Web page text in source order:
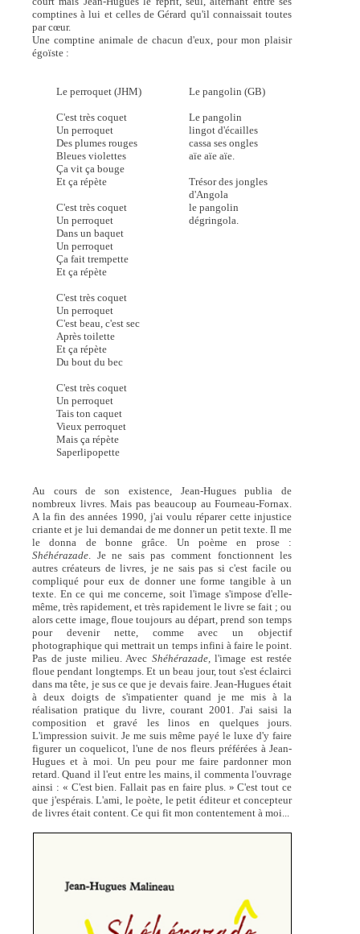
comptines à lui et celles de Gérard qu'il connaissait toutes
par cœur.
Une comptine animale de chacun d'eux, pour mon plaisir
égoïste :
Le perroquet (JHM)
C'est très coquet
Un perroquet
Des plumes rouges
Bleues violettes
Ça vit ça bouge
Et ça répète
C'est très coquet
Un perroquet
Dans un baquet
Un perroquet
Ça fait trempette
Et ça répète
C'est très coquet
Un perroquet
C'est beau, c'est sec
Après toilette
Et ça répète
Du bout du bec
C'est très coquet
Un perroquet
Tais ton caquet
Vieux perroquet
Mais ça répète
Saperlipopette
Le pangolin (GB)
Le pangolin
lingot d'écailles
cassa ses ongles
aïe aïe aïe.
Trésor des jongles
d'Angola
le pangolin
dégringola.
Au cours de son existence, Jean-Hugues publia de
nombreux livres. Mais pas beaucoup au Fourneau-Fornax.
A la fin des années 1990, j'ai voulu réparer cette injustice
criante et je lui demandai de me donner un petit texte. Il me
le donna de bonne grâce. Un poème en prose :
Shéhérazade. Je ne sais pas comment fonctionnent les
autres créateurs de livres, je ne sais pas si c'est facile ou
compliqué pour eux de donner une forme tangible à un
texte. En ce qui me concerne, soit l'image s'impose d'elle-
même, très rapidement, et très rapidement le livre se fait ; ou
alors cette image, floue toujours au départ, prend son temps
pour devenir nette, comme avec un objectif
photographique qui mettrait un temps infini à faire le point.
Pas de juste milieu. Avec Shéhérazade,l'image est restée
floue pendant longtemps. Et un beau jour, tout s'est éclairci
dans ma tête, je sus ce que je devais faire. Jean-Hugues était
à deux doigts de s'impatienter quand je me mis à la
réalisation pratique du livre, courant 2001. J'ai saisi la
composition et gravé les linos en quelques jours.
L'impression suivit. Je me suis même payé le luxe d'y faire
figurer un coquelicot, l'une de nos fleurs préférées à Jean-
Hugues et à moi. Un peu pour me faire pardonner mon
retard. Quand il l'eut entre les mains, il commenta l'ouvrage
ainsi : « C'est bien. Fallait pas en faire plus. » C'est tout ce
que j'espérais. L'ami, le poète, le petit éditeur et concepteur
de livres était content. Ce qui fit mon contentement à moi...